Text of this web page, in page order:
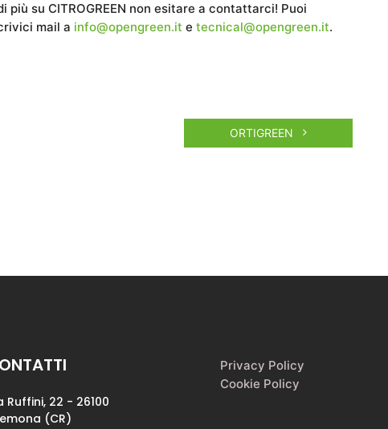
su CITROGREEN non esitare a contattarci! Puoi
mail a info@opengreen.it e tecnical@opengreen.it.
ORTIGREEN
Ruffini, 22 - 26100
(CR)
Privacy Policy
Cookie Policy